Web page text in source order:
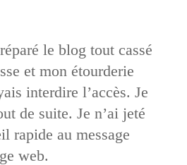
le blog tout cassé
et mon étourderie
interdire l’accès. Je
de suite. Je n’ai jeté
rapide au message
web.